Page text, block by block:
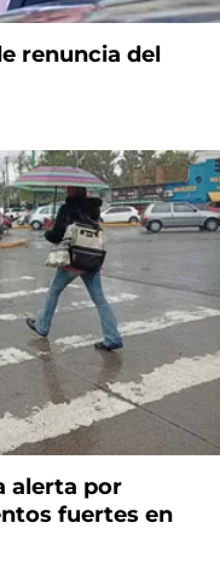
renuncia del
alerta por
fuertes en